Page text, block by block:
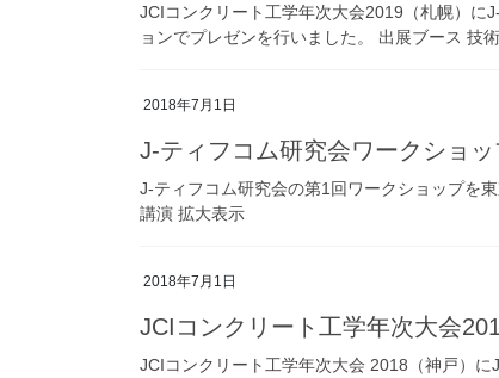
JCIコンクリート工学年次大会2019（札幌）に
ョンでプレゼンを行いました。 出展ブース 技
2018年7月1日
J-ティフコム研究会ワークショ
J-ティフコム研究会の第1回ワークショップを
講演 拡大表示
2018年7月1日
JCIコンクリート工学年次大会
JCIコンクリート工学年次大会 2018（神戸）